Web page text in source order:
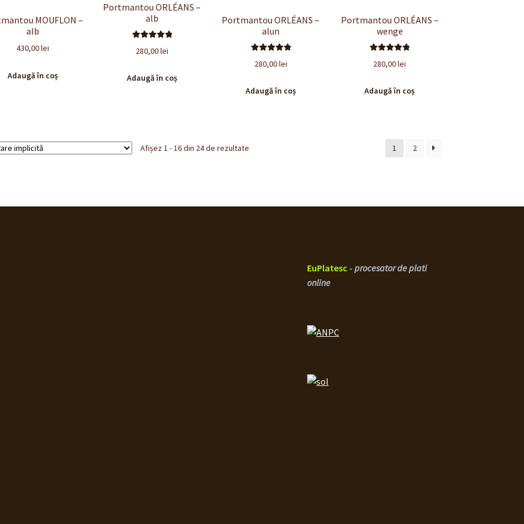
MOUFLON –
alb
430,00lei
Adaugă în coș
Portmantou ORLÉANS –
alb
5.00 din 5
280,00lei
Adaugă în coș
Portmantou ORLÉANS –
alun
5.00 din 5
280,00lei
Adaugă în coș
Portmantou ORLÉANS –
wenge
5.00 din 5
280,00lei
Adaugă în coș
Afișez 1 - 16 din 24 de rezultate 1 2
EuPlatesc - procesator de plati
online